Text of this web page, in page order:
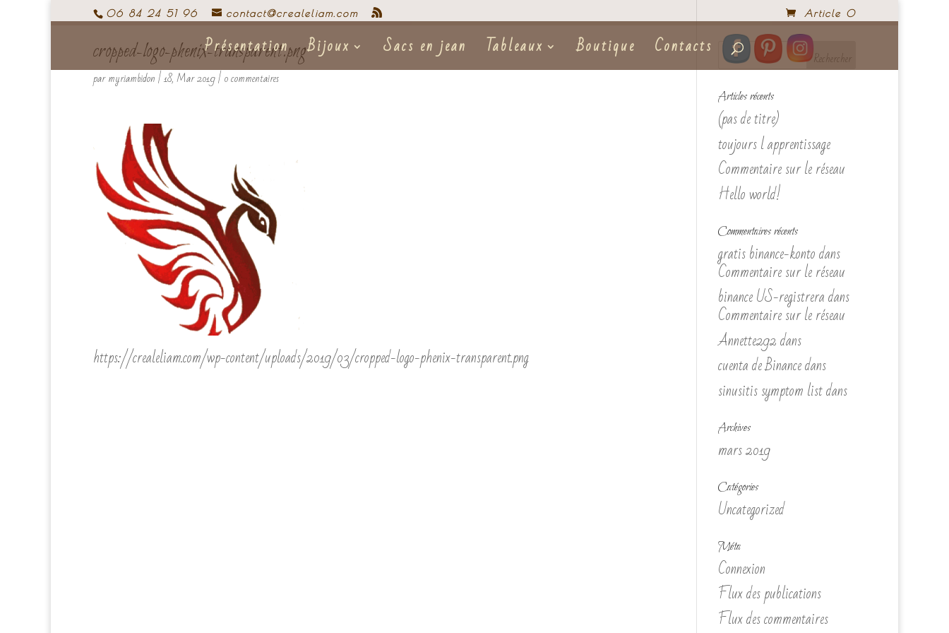
06 84 24 51 96 contact@crealeliam.com Article 0
Présentation Bijoux Sacs en jean Tableaux Boutique Contacts
cropped-logo-phenix-transparent.png
parmyriambidon|18, Mar 2019|0 commentaires
https://crealeliam.com/wp-content/uploads/2019/03/cropped-logo-phenix-transparent.png
Articles récents
(pas de titre)
toujours l apprentissage
Commentaire sur le réseau
Hello world!
Commentaires récents
gratis binance-kontodans
Commentaire sur le réseau
binance US-registreradans
Commentaire sur le réseau
Annette292dans
cuenta de Binancedans
sinusitis symptom listdans
Archives
mars 2019
Catégories
Uncategorized
Méta
Connexion
Flux des publications
Flux des commentaires